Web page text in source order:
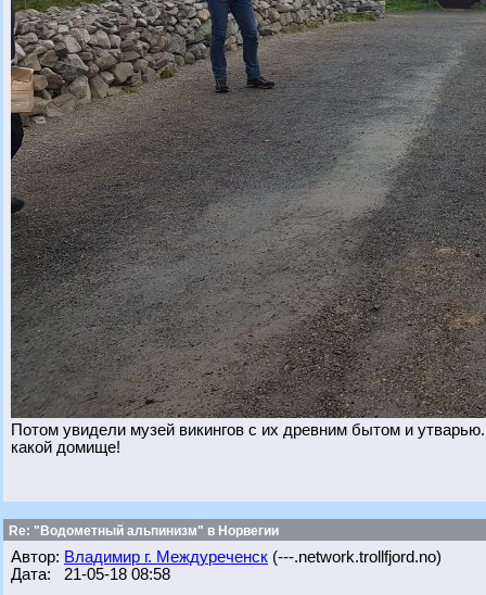
Потом увидели музей викингов с их древним бытом и
какой домище!
Re: "Водометный альпинизм" в Норвегии
Автор: Владимир г. Междуреченск (---.network.trollfjord.no)
Дата: 21-05-18 08:58